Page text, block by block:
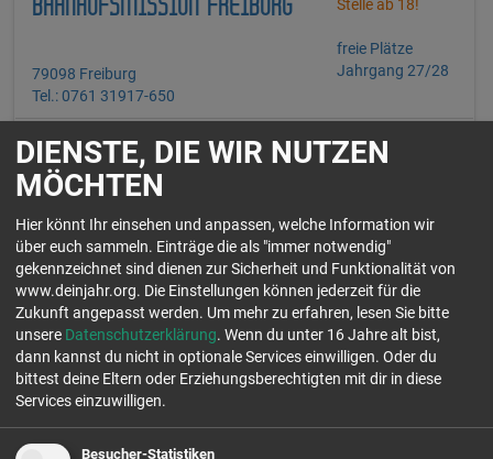
BAHNHOFSMISSION FREIBURG
79098 Freiburg
Tel.: 0761 31917-650
Stelle ab 18!
freie Plätze
Jahrgang 27/28
Manchmal gerät das Leben aus der Spur, dann brauchen Menschen
Hilfe. Die Bahnhofsmission hilft jedem: Reisenden, die Unterstützung
brauchen,...
CHRISTLICHE KITA AM
MÜHLENSEE
16727 Oberkrämer
Tel.: 03304 2063400
freie Plätze
Jahrgang 26/27
Jahrgang 27/28
DIENSTE, DIE WIR NUTZEN
MÖCHTEN
Hier könnt Ihr einsehen und anpassen, welche Information wir
über euch sammeln. Einträge die als "immer notwendig"
gekennzeichnet sind dienen zur Sicherheit und Funktionalität von
www.deinjahr.org. Die Einstellungen können jederzeit für die
Zukunft angepasst werden. Um mehr zu erfahren, lesen Sie bitte
unsere Datenschutzerklärung. Wenn du unter 16 Jahre alt bist,
dann kannst du nicht in optionale Services einwilligen. Oder du
bittest deine Eltern oder Erziehungsberechtigten mit dir in diese
Services einzuwilligen.
Besucher-Statistiken